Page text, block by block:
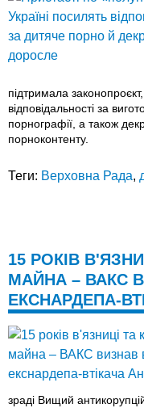
підтримала
відповідальності за
порнографії, а також
порноконтенту.
Теги: Верховна Рада,
15 РОКІВ
МАЙНА – ВАКС
ЕКСНАРДЕПА-
зраді Вищий